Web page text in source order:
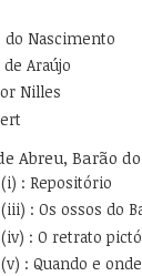
do Nascimento
Araújo
Nilles
Abreu, Barão
: Repositório
: Os ossos do
: O retrato
: Quando e